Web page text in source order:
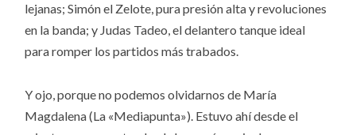
lejanas; Simón el Zelote, pura presión alta y revoluciones
en la banda; y Judas Tadeo, el delantero tanque ideal
para romper los partidos más trabados.
Y ojo, porque no podemos olvidarnos de María
Magdalena (La «Mediapunta»). Estuvo ahí desde el